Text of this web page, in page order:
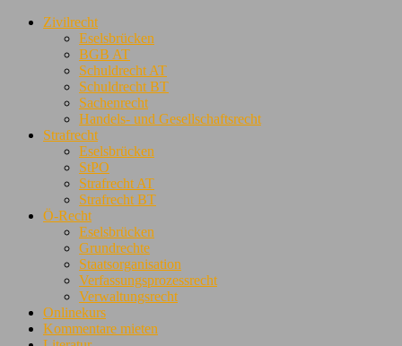
Zivilrecht
Eselsbrücken
BGB AT
Schuldrecht AT
Schuldrecht BT
Sachenrecht
Handels- und Gesellschaftsrecht
Strafrecht
Eselsbrücken
StPO
Strafrecht AT
Strafrecht BT
Ö-Recht
Eselsbrücken
Grundrechte
Staatsorganisation
Verfassungsprozessrecht
Verwaltungsrecht
Onlinekurs
Kommentare mieten